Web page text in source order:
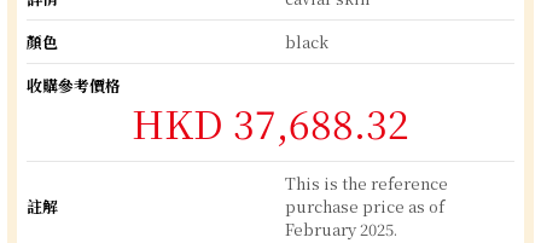
顏色
black
收購參考價格
HKD 37,688.32
註解
This is the reference
purchase price as of
February 2025.